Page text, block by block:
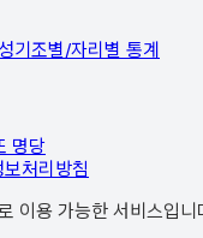
기조별/자리별 통계
명당
처리방침
이용 가능한 서비스입니